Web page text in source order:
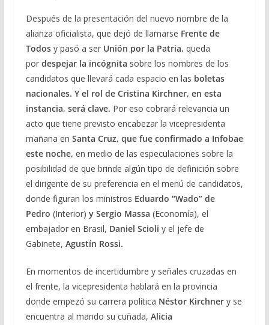
Después de la presentación del nuevo nombre de la
alianza oficialista, que dejó de llamarse Frente de
Todosy pasó a ser Unión por la Patria, queda
por despejar la incógnita sobre los nombres de los
candidatos que llevará cada espacio en las boletas
nacionales. Y el rol de Cristina Kirchner, en esta
instancia, será clave. Por eso cobrará relevancia un
acto que tiene previsto encabezar la vicepresidenta
mañana en Santa Cruz, que fue confirmado a Infobae
este noche, en medio de las especulaciones sobre la
posibilidad de que brinde algún tipo de definición sobre
el dirigente de su preferencia en el menú de candidatos,
donde figuran los ministros Eduardo “Wado” de
Pedro (Interior) y Sergio Massa (Economía), el
embajador en Brasil, Daniel Scioli y el jefe de
Gabinete, Agustín Rossi.
En momentos de incertidumbre y señales cruzadas en
el frente, la vicepresidenta hablará en la provincia
donde empezó su carrera política Néstor Kirchnery se
encuentra al mando su cuñada, Alicia